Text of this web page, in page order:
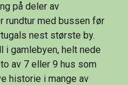
på deler av
rundtur med bussen før
nest største by.
i gamlebyen, helt nede
av 7 eller 9 hus som
historie i mange av